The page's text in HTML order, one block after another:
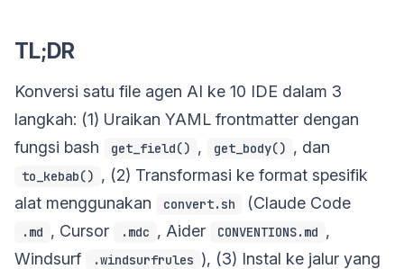
TL;DR
Konversi satu file agen AI ke 10 IDE dalam 3
langkah: (1) Uraikan YAML frontmatter dengan
fungsi bash
get_field() , get_body() , dan
to_kebab() , (2) Transformasi ke format spesifik
alat menggunakan
convert.sh (Claude Code
.md , Cursor .mdc , Aider CONVENTIONS.md ,
Windsurf
.windsurfrules ), (3) Instal ke jalur yang